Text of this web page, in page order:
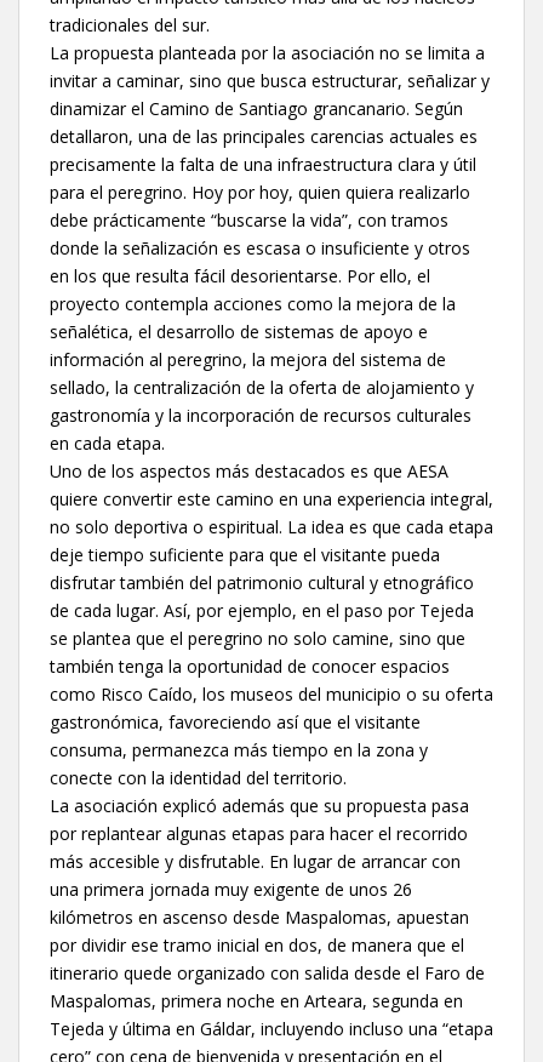
tradicionales del sur.
La propuesta planteada por la asociación no se limita a
invitar a caminar, sino que busca estructurar, señalizar y
dinamizar el Camino de Santiago grancanario. Según
detallaron, una de las principales carencias actuales es
precisamente la falta de una infraestructura clara y útil
para el peregrino. Hoy por hoy, quien quiera realizarlo
debe prácticamente “buscarse la vida”, con tramos
donde la señalización es escasa o insuficiente y otros
en los que resulta fácil desorientarse. Por ello, el
proyecto contempla acciones como la mejora de la
señalética, el desarrollo de sistemas de apoyo e
información al peregrino, la mejora del sistema de
sellado, la centralización de la oferta de alojamiento y
gastronomía y la incorporación de recursos culturales
en cada etapa.
Uno de los aspectos más destacados es que AESA
quiere convertir este camino en una experiencia integral,
no solo deportiva o espiritual. La idea es que cada etapa
deje tiempo suficiente para que el visitante pueda
disfrutar también del patrimonio cultural y etnográfico
de cada lugar. Así, por ejemplo, en el paso por Tejeda
se plantea que el peregrino no solo camine, sino que
también tenga la oportunidad de conocer espacios
como Risco Caído, los museos del municipio o su oferta
gastronómica, favoreciendo así que el visitante
consuma, permanezca más tiempo en la zona y
conecte con la identidad del territorio.
La asociación explicó además que su propuesta pasa
por replantear algunas etapas para hacer el recorrido
más accesible y disfrutable. En lugar de arrancar con
una primera jornada muy exigente de unos 26
kilómetros en ascenso desde Maspalomas, apuestan
por dividir ese tramo inicial en dos, de manera que el
itinerario quede organizado con salida desde el Faro de
Maspalomas, primera noche en Arteara, segunda en
Tejeda y última en Gáldar, incluyendo incluso una “etapa
cero” con cena de bienvenida y presentación en el